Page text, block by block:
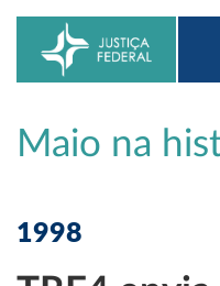
Maio na
1998